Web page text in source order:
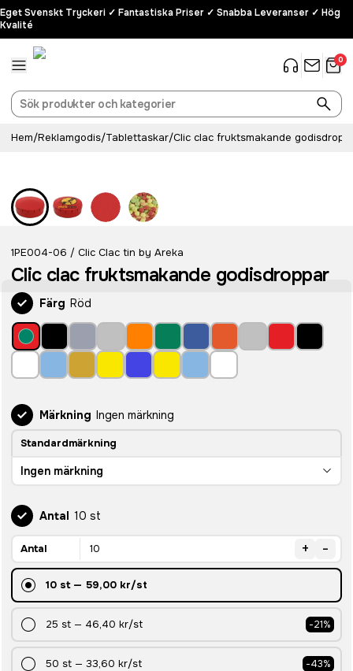
Eget Svenskt Tryckeri ✓ Fantastiska Priser ✓ Snabba Leveranser ✓ Hög
Kvalité
0
Hem/Reklamgodis/Tablettaskar/Clic clac fruktsmakande
1PE004-06 / Clic Clac tin by Areka
Clic clac fruktsmakande godisdroppar
Färg Röd
Märkning Ingen märkning
Standardmärkning
Ingen märkning
Antal 10 st
Antal + -
10 st— 59,00 kr/st
25 st — 46,40 kr/st -21%
50 st — 33,60 kr/st -43%